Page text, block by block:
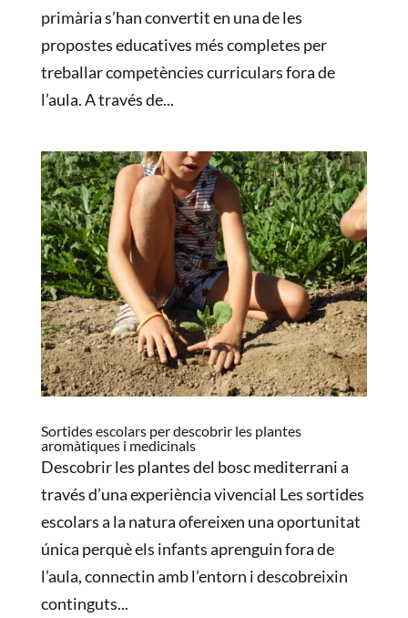
primària s’han convertit en una de les
propostes educatives més completes per
treballar competències curriculars fora de
l’aula. A través de...
Sortides escolars per descobrir les plantes
aromàtiques i medicinals
Descobrir les plantes del bosc mediterrani a
través d’una experiència vivencial Les sortides
escolars a la natura ofereixen una oportunitat
única perquè els infants aprenguin fora de
l’aula, connectin amb l’entorn i descobreixin
continguts...